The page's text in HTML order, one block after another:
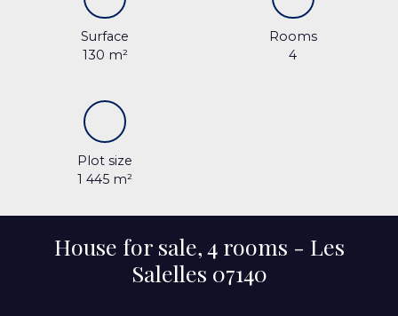
Surface
130 m²
Rooms
4
Plot size
1 445 m²
House for sale, 4 rooms - Les
Salelles 07140